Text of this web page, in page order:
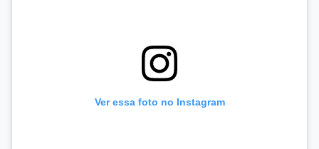
Ver essa foto no Instagram